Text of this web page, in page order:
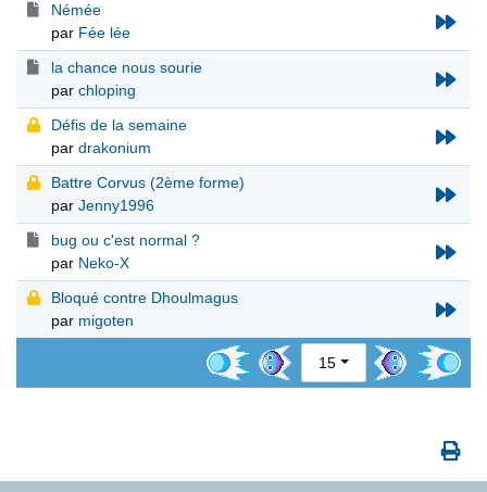
Némée
par Fée lée
la chance nous sourie
par chloping
Défis de la semaine
par drakonium
Battre Corvus (2ème forme)
par Jenny1996
bug ou c'est normal ?
par Neko-X
Bloqué contre Dhoulmagus
par migoten
15